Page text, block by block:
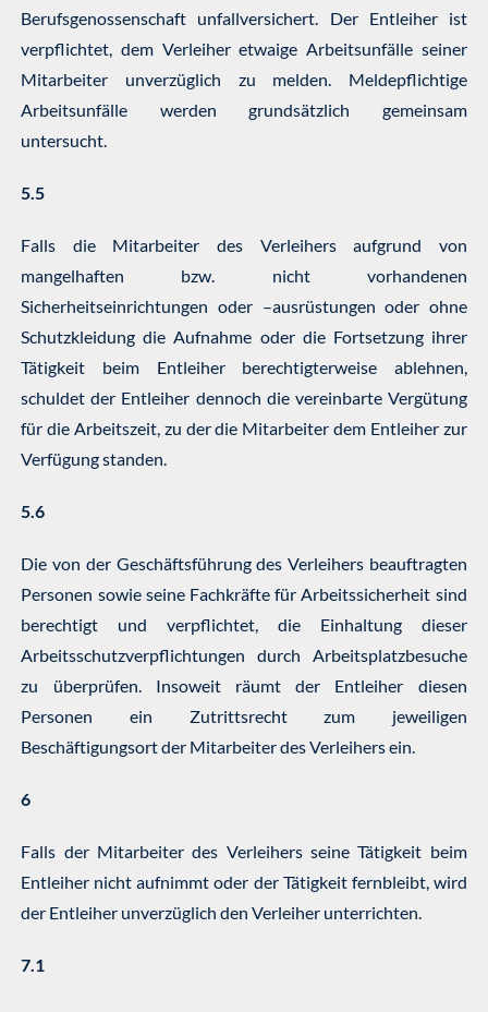
Berufsgenossenschaft unfallversichert. Der Entleiher ist
verpflichtet, dem Verleiher etwaige Arbeitsunfälle seiner
Mitarbeiter unverzüglich zu melden. Meldepflichtige
Arbeitsunfälle werden grundsätzlich gemeinsam
untersucht.
5.5
Falls die Mitarbeiter des Verleihers aufgrund von
mangelhaften bzw. nicht vorhandenen
Sicherheitseinrichtungen oder –ausrüstungen oder ohne
Schutzkleidung die Aufnahme oder die Fortsetzung ihrer
Tätigkeit beim Entleiher berechtigterweise ablehnen,
schuldet der Entleiher dennoch die vereinbarte Vergütung
für die Arbeitszeit, zu der die Mitarbeiter dem Entleiher zur
Verfügung standen.
5.6
Die von der Geschäftsführung des Verleihers beauftragten
Personen sowie seine Fachkräfte für Arbeitssicherheit sind
berechtigt und verpflichtet, die Einhaltung dieser
Arbeitsschutzverpflichtungen durch Arbeitsplatzbesuche
zu überprüfen. Insoweit räumt der Entleiher diesen
Personen ein Zutrittsrecht zum jeweiligen
Beschäftigungsort der Mitarbeiter des Verleihers ein.
6
Falls der Mitarbeiter des Verleihers seine Tätigkeit beim
Entleiher nicht aufnimmt oder der Tätigkeit fernbleibt, wird
der Entleiher unverzüglich den Verleiher unterrichten.
7.1